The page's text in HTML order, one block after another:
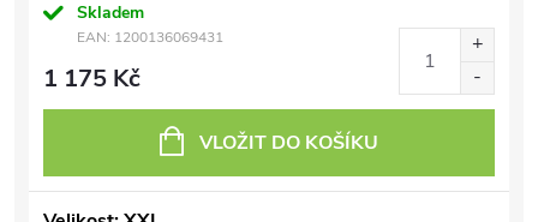
Skladem
EAN: 1200136069431
1 175 Kč
VLOŽIT DO KOŠÍKU